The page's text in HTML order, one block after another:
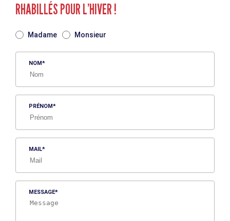
RHABILLÉS POUR L’HIVER !
Madame Monsieur
NOM
PRÉNOM
MAIL
MESSAGE